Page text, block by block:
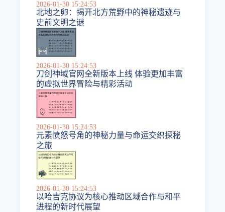
2026-01-30 15:24:53
北地之卵：揭开北方荒野中的神秘遗迹与
史前文明之谜
2026-01-30 15:24:53
刀剑神域官网全新版本上线 体验更加丰富
的虚拟世界冒险与精彩活动
2026-01-30 15:24:53
元素愤怒号角的神秘力量与命运交织探秘
之旅
2026-01-30 15:24:53
以哈吉克协议为核心推动区域合作与和平
进程的新时代展望